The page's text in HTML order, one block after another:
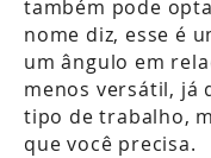
também pode
nome diz, esse é
um ângulo em
menos versátil, já
tipo de trabalho,
que você precisa.